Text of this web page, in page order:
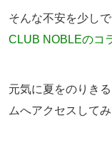
そんな不安を少し
CLUB NOBLEのコ
元気に夏をのりき
ムへアクセスして